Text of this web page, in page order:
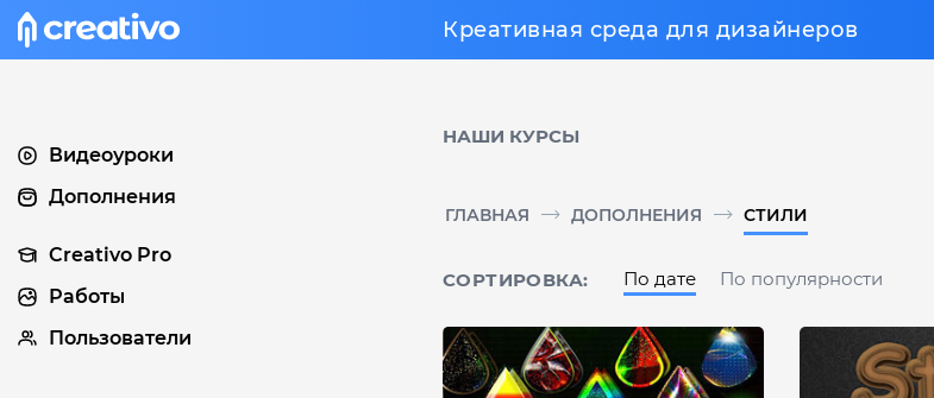
Креативная среда для дизайнеров
НАШИ КУРСЫ
ГЛАВНАЯ ДОПОЛНЕНИЯ СТИЛИ
СОРТИРОВКА: По дате По популярности
Видеоуроки
Дополнения
Creativo Pro
Работы
Пользователи